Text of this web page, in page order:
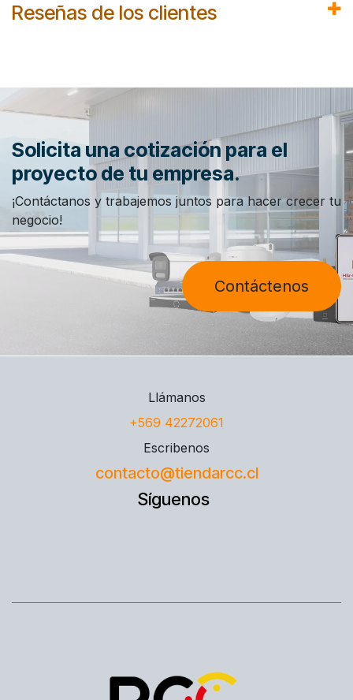
Reseñas de los clientes
Solicita una cotización para el
proyecto de tu empresa.
¡Contáctanos y trabajemos juntos para hacer crecer tu
negocio!
Contáctenos
Llámanos
+569 42272061
Escribenos
contacto@tiendarcc.cl
Síguenos